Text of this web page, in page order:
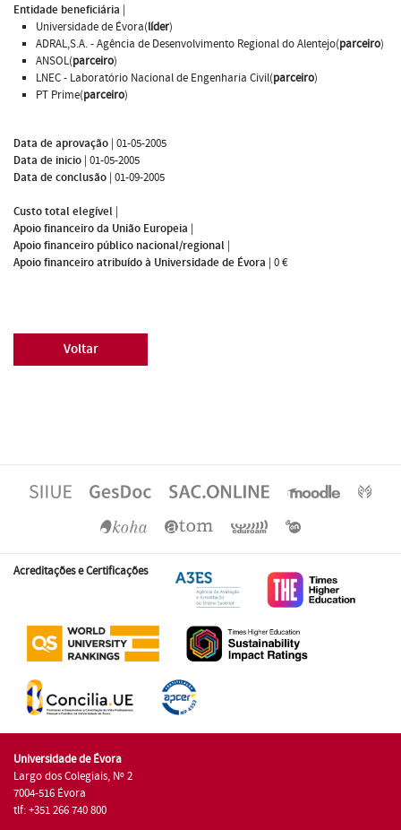
Entidade beneficiária |
Universidade de Évora(líder)
ADRAL,S.A. - Agência de Desenvolvimento Regional do Alentejo(parceiro)
ANSOL(parceiro)
LNEC - Laboratório Nacional de Engenharia Civil(parceiro)
PT Prime(parceiro)
Data de aprovação | 01-05-2005
Data de inicio | 01-05-2005
Data de conclusão | 01-09-2005
Custo total elegível |
Apoio financeiro da União Europeia |
Apoio financeiro público nacional/regional |
Apoio financeiro atribuído à Universidade de Évora | 0 €
Voltar
Acreditações e Certificações
Universidade de Évora
Largo dos Colegiais, Nº 2
7004-516 Évora
tlf: +351 266 740 800